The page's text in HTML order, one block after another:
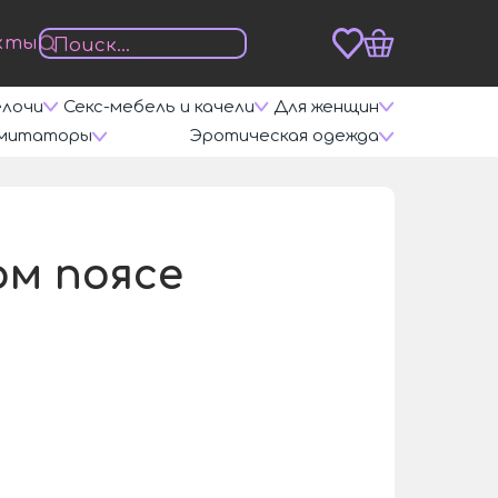
Секс-мебель и качели
Для женщин
Эротическая одежда
поясе